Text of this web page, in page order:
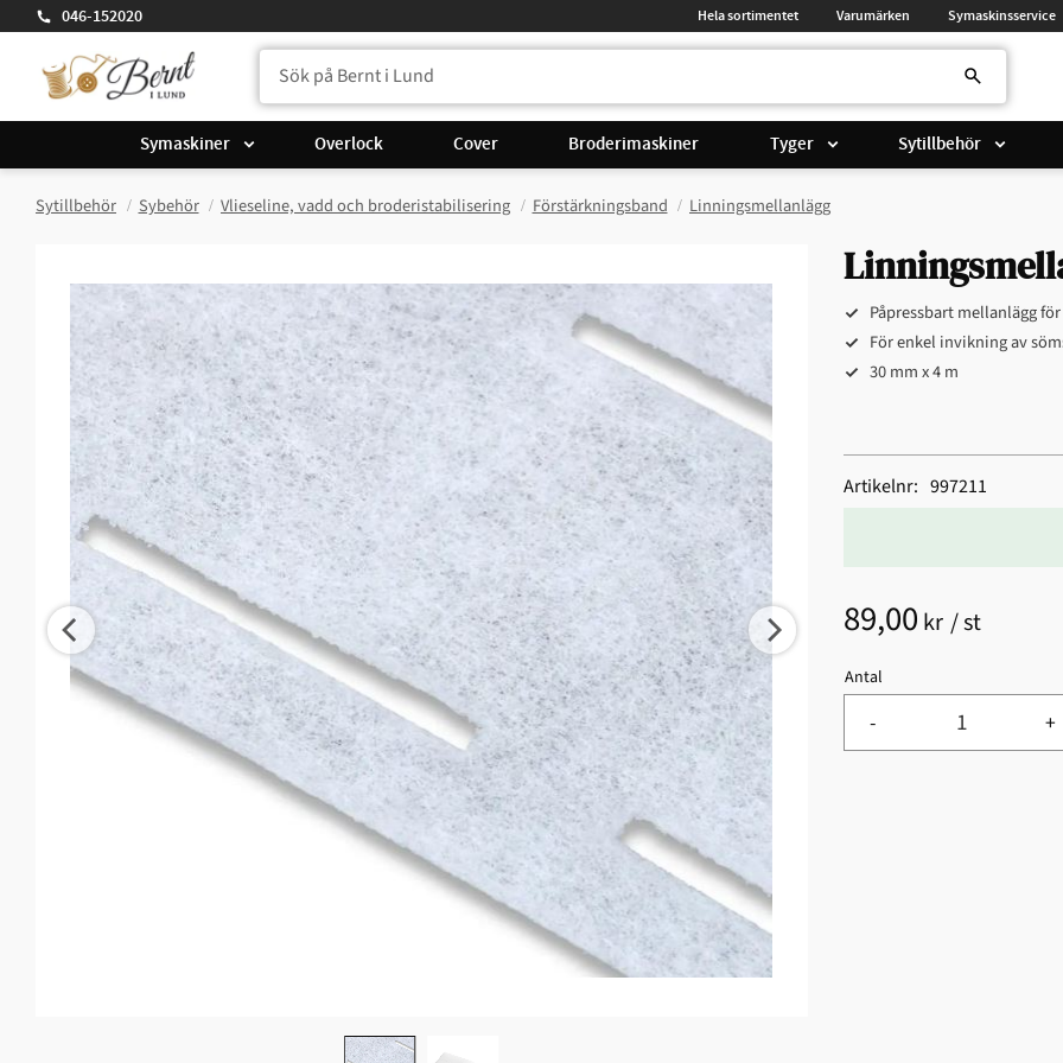
046-152020 Hela sortimentet Varumärken Symaskinsservice
Symaskiner Overlock Cover Broderimaskiner Tyger Sytillbehör
Sytillbehör Sybehör Vlieseline, vadd och broderistabilisering Förstärkningsband Linningsmellanlägg
Påpressbart mellanlägg
För enkel invikning av
30 mm x 4 m
89,00 kr /st
Antal
+
-
Artikelnr 997211